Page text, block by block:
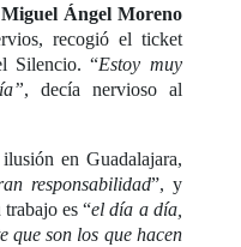
Miguel Ángel Moreno
recogió el ticket
Silencio. “Estoy muy
, decía nervioso al
en Guadalajara,
responsabilidad”, y
es “el día a día,
que son los que hacen